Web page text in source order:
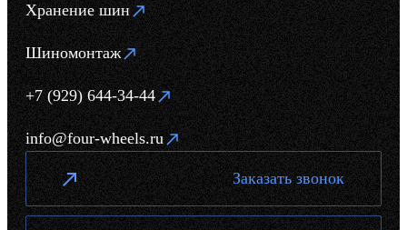
Хранение шин
Шиномонтаж
+7 (929) 644-34-44
info@four-wheels.ru
Заказать звонок